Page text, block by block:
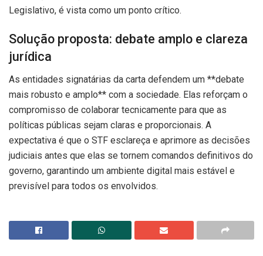
Legislativo, é vista como um ponto crítico.
Solução proposta: debate amplo e clareza
jurídica
As entidades signatárias da carta defendem um **debate
mais robusto e amplo** com a sociedade. Elas reforçam o
compromisso de colaborar tecnicamente para que as
políticas públicas sejam claras e proporcionais. A
expectativa é que o STF esclareça e aprimore as decisões
judiciais antes que elas se tornem comandos definitivos do
governo, garantindo um ambiente digital mais estável e
previsível para todos os envolvidos.